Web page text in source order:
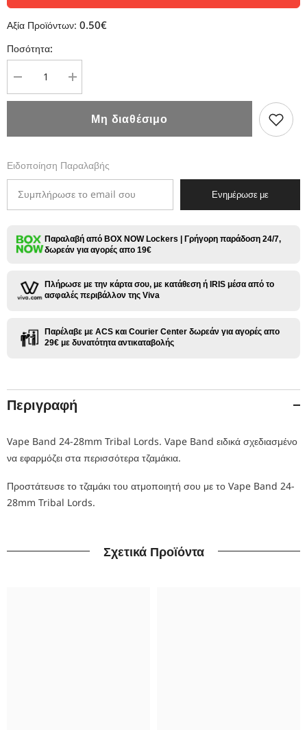
Αξία Προϊόντων: 0.50€
Ποσότητα:
Μείωση
ποσότητας
για
Lords
Αύξηση
ποσότητας
για
Lords
Μη διαθέσιμο
Ειδοποίηση Παραλαβής
Ενημέρωσε με
Παραλαβή από BOX NOW Lockers | Γρήγορη παράδοση 24/7,
δωρεάν για αγορές απο 19€
Πλήρωσε με την κάρτα σου, με κατάθεση ή IRIS μέσα από το
ασφαλές περιβάλλον της Viva
Παρέλαβε με ACS και Courier Center δωρεάν για αγορές απο
29€ με δυνατότητα αντικαταβολής
Περιγραφή
Vape Band 24-28mm Tribal Lords. Vape Band ειδικά σχεδιασμένο
να εφαρμόζει στα περισσότερα τζαμάκια.
Προστάτευσε το τζαμάκι του ατμοποιητή σου με το Vape Band 24-
28mm Tribal Lords.
Σχετικά Προϊόντα